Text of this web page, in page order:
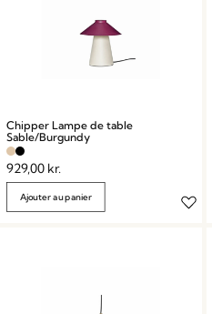
Chipper Lampe de table
Sable/Burgundy
929,00 kr.
Ajouter au panier